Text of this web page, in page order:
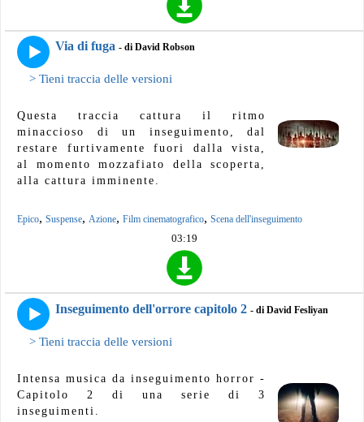
Via di fuga - di David Robson
> Tieni traccia delle versioni
Questa traccia cattura il ritmo
minaccioso di un inseguimento, dal
restare furtivamente fuori dalla vista,
al momento mozzafiato della scoperta,
alla cattura imminente.
Epico, Suspense, Azione, Film cinematografico, Scena dell'inseguimento
03:19
Inseguimento dell'orrore capitolo 2 - di David Fesliyan
> Tieni traccia delle versioni
Intensa musica da inseguimento horror -
Capitolo 2 di una serie di 3
inseguimenti.